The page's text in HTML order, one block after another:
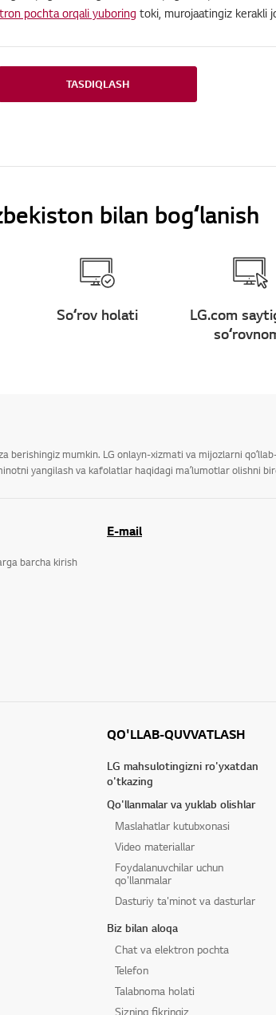
pochta orqali yuboring toki, murojaatingiz kerakli
TASDIQLASH
bilan bogʻlanish
Soʻrov holati
LG.com
berishingiz mumkin. LG onlayn-xizmati va mijozlarni
yangilash va kafolatlar haqidagi maʼlumotlar olishni
barcha kirish
E-mail
QO'LLAB-QUVVATLASH
LG mahsulotingizni ro'yxatdan
o'tkazing
Qo'llanmalar va yuklab olishlar
Maslahatlar kutubxonasi
Video materiallar
Foydalanuvchilar uchun
qo'llanmalar
Dasturiy ta'minot va dasturlar
Biz bilan aloqa
Chat va elektron pochta
Telefon
Talabnoma holati
Sizning fikringiz